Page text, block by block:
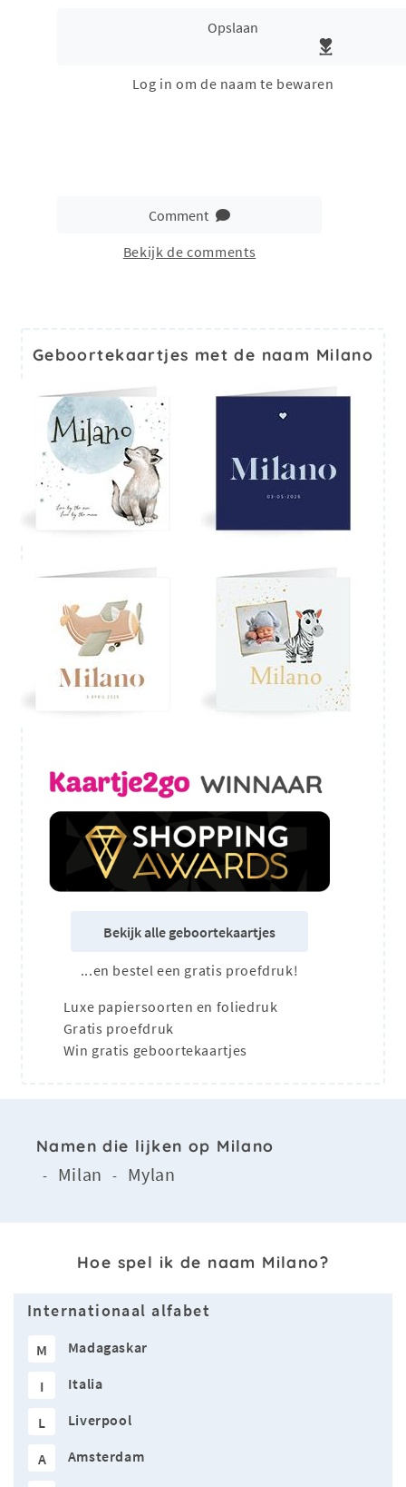
Opslaan
Log in om de naam te bewaren
Comment
Bekijk de comments
Geboortekaartjes met de naam Milano
Bekijk alle geboortekaartjes
...en bestel een gratis proefdruk!
Luxe papiersoorten en foliedruk
Gratis proefdruk
Win gratis geboortekaartjes
Namen die lijken op Milano
- Milan - Mylan
Hoe spel ik de naam Milano?
Internationaal alfabet
M Madagaskar
I Italia
L Liverpool
A Amsterdam